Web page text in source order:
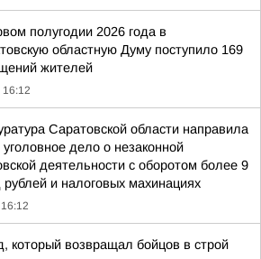
полугодии 2026 года в
областную Думу поступило 169
жителей
16:12
Саратовской области направила
уголовное дело о незаконной
деятельности с оборотом более 9
и налоговых махинациях
16:12
который возвращал бойцов в строй